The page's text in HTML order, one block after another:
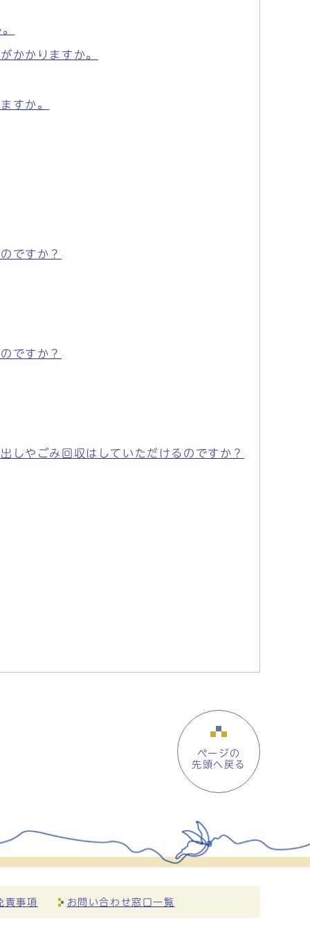
かかりますか。
すか。
ですか？
ですか？
しやごみ回収はしていただけるのですか？
ページの
先頭へ戻る
責事項 お問い合わせ窓口一覧